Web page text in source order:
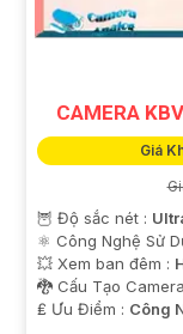
CAMERA
Giá
🦉 Độ sắc nét :
⚛️ Công Nghệ Sử
💥 Xem ban đêm :
🐉️ Cấu Tạo Camera
️₤ Ưu Điểm : Công